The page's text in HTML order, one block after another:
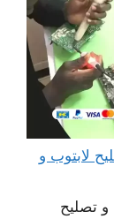
النويصيب 65511033 تصليح لابتوب و
و تصليح